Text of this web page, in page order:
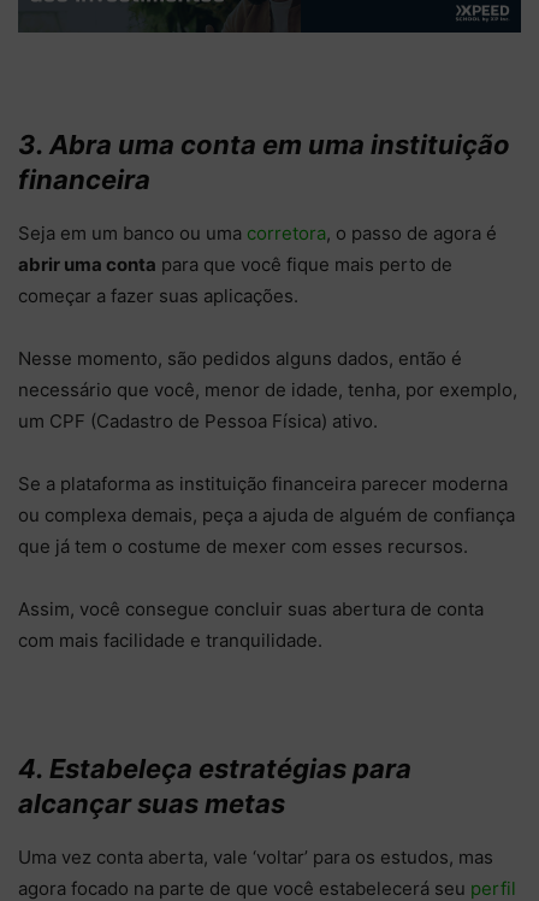
3. Abra uma conta em uma instituição
financeira
Seja em um banco ou uma corretora, o passo de agora é
abrir uma conta para que você fique mais perto de
começar a fazer suas aplicações.
Nesse momento, são pedidos alguns dados, então é
necessário que você, menor de idade, tenha, por exemplo,
um CPF (Cadastro de Pessoa Física) ativo.
Se a plataforma as instituição financeira parecer moderna
ou complexa demais, peça a ajuda de alguém de confiança
que já tem o costume de mexer com esses recursos.
Assim, você consegue concluir suas abertura de conta
com mais facilidade e tranquilidade.
4. Estabeleça estratégias para
alcançar suas metas
Uma vez conta aberta, vale ‘voltar’ para os estudos, mas
agora focado na parte de que você estabelecerá seu perfil